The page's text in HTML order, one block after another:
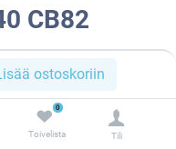
ostoskoriin
0
Toivelista Tili
CB82